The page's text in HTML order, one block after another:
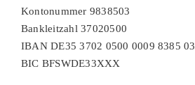
Kontonummer 9838503
Bankleitzahl 37020500
IBAN DE35 3702 0500 0009 8385 03
BIC BFSWDE33XXX